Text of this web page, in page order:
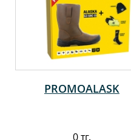
PROMOALASK
0 тг.